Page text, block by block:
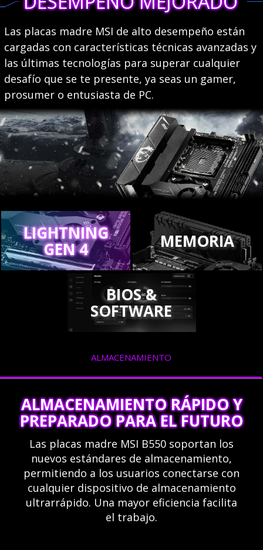
Las placas madre MSI de alto desempeño están
cargadas con características técnicas avanzadas y
las últimas tecnologías para superar cualquier
desafío que se te presente, ya seas un gamer,
prosumer o entusiasta de PC.
LIGHTNING
GEN 4 MEMORIA
BIOS &
SOFTWARE
ALMACENAMIENTO
ALMACENAMIENTO RÁPIDO Y
PREPARADO PARA EL FUTURO
Las placas madre MSI B550 soportan los
nuevos estándares de almacenamiento,
permitiendo a los usuarios conectarse con
cualquier dispositivo de almacenamiento
ultrarrápido. Una mayor eficiencia facilita
el trabajo.